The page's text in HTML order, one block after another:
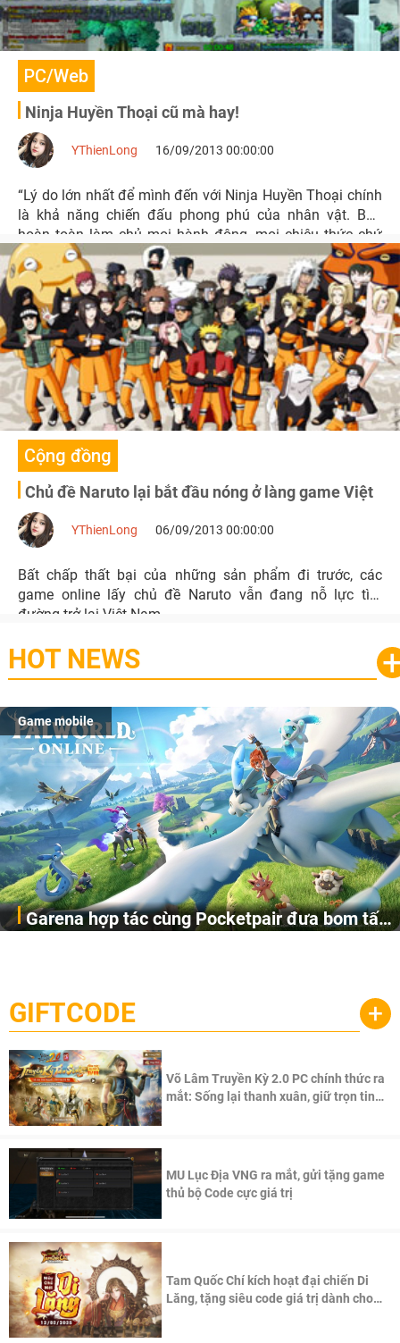
PC/Web
Ninja Huyền Thoại cũ mà hay!
YThienLong 16/09/2013 00:00:00
“Lý do lớn nhất để mình đến với Ninja Huyền Thoại chính
là khả năng chiến đấu phong phú của nhân vật. Bạn
hoàn toàn làm chủ mọi hành động, mọi chiêu thức chứ
không phó mặc tất cả vào sự may rủi”.
Cộng đồng
Chủ đề Naruto lại bắt đầu nóng ở làng game Việt
YThienLong 06/09/2013 00:00:00
Bất chấp thất bại của những sản phẩm đi trước, các
game online lấy chủ đề Naruto vẫn đang nỗ lực tìm
đường trở lại Việt Nam.
HOT NEWS
Game mobile
Garena hợp tác cùng Pocketpair đưa bom tấn
cầu, theo giấy phép chính thức từ công ty game Nhật Bản
Pocketpair, Inc.
GIFTCODE +
Võ Lâm Truyền Kỳ 2.0 PC chính thức ra
mắt: Sống lại thanh xuân, giữ trọn tinh
MU Lục Địa VNG ra mắt, gửi tặng game
thủ bộ Code cực giá trị
Tam Quốc Chí kích hoạt đại chiến Di
Lăng, tặng siêu code giá trị dành cho